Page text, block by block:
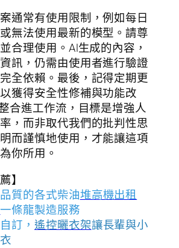
通常有使用限制，例如每日
無法使用最新的模型。請尊
合理使用。AI生成的內容，
訊，仍需由使用者進行驗證
全依賴。最後，記得定期更
獲得安全性修補與功能改
合進工作流，目標是增強人
，而非取代我們的批判性思
而謹慎地使用，才能讓這項
你所用。
】
質的各式柴油堆高機出租
一條龍製造服務
訂，遙控曬衣架讓長輩與小